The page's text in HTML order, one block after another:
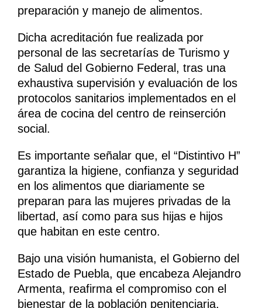
preparación y manejo de alimentos.
Dicha acreditación fue realizada por
personal de las secretarías de Turismo y
de Salud del Gobierno Federal, tras una
exhaustiva supervisión y evaluación de los
protocolos sanitarios implementados en el
área de cocina del centro de reinserción
social.
Es importante señalar que, el “Distintivo H”
garantiza la higiene, confianza y seguridad
en los alimentos que diariamente se
preparan para las mujeres privadas de la
libertad, así como para sus hijas e hijos
que habitan en este centro.
Bajo una visión humanista, el Gobierno del
Estado de Puebla, que encabeza Alejandro
Armenta, reafirma el compromiso con el
bienestar de la población penitenciaria,